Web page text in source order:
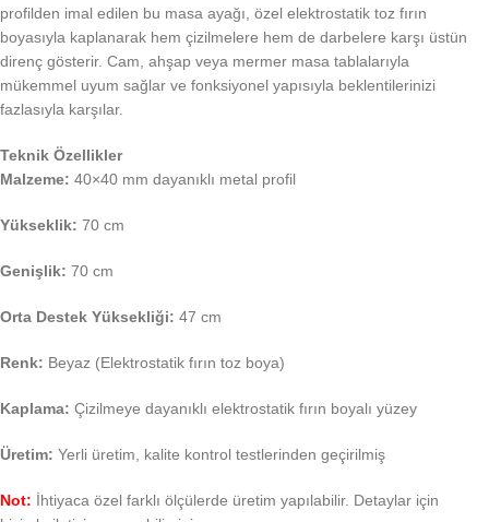
profilden imal edilen bu masa ayağı, özel elektrostatik toz fırın
boyasıyla kaplanarak hem çizilmelere hem de darbelere karşı üstün
direnç gösterir. Cam, ahşap veya mermer masa tablalarıyla
mükemmel uyum sağlar ve fonksiyonel yapısıyla beklentilerinizi
fazlasıyla karşılar.
Teknik Özellikler
Malzeme: 40×40 mm dayanıklı metal profil
Yükseklik: 70 cm
Genişlik: 70 cm
Orta Destek Yüksekliği: 47 cm
Renk: Beyaz (Elektrostatik fırın toz boya)
Kaplama: Çizilmeye dayanıklı elektrostatik fırın boyalı yüzey
Üretim: Yerli üretim, kalite kontrol testlerinden geçirilmiş
Not: İhtiyaca özel farklı ölçülerde üretim yapılabilir. Detaylar için